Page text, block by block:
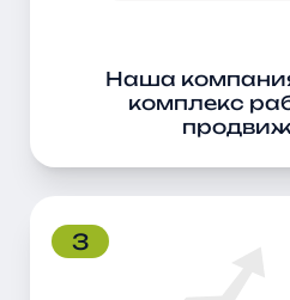
Наша
комплекс
3